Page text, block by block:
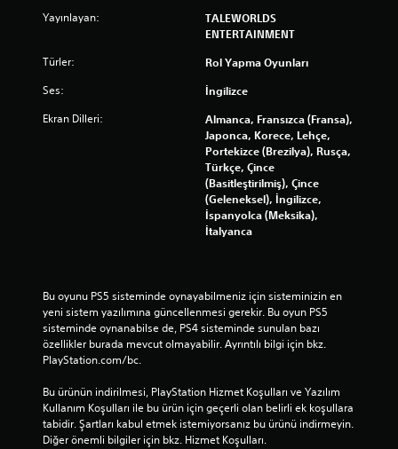
Yayınlayan:
TALEWORLDS
ENTERTAINMENT
Türler: Rol Yapma Oyunları
Ses: İngilizce
Ekran Dilleri:
Almanca, Fransızca (Fransa),
Japonca, Korece, Lehçe,
Portekizce (Brezilya), Rusça,
Türkçe, Çince
(Basitleştirilmiş), Çince
(Geleneksel), İngilizce,
İspanyolca (Meksika),
İtalyanca
Bu oyunu PS5 sisteminde oynayabilmeniz için sisteminizin en
yeni sistem yazılımına güncellenmesi gerekir. Bu oyun PS5
sisteminde oynanabilse de, PS4 sisteminde sunulan bazı
özellikler burada mevcut olmayabilir. Ayrıntılı bilgi için bkz.
PlayStation.com/bc.
Bu ürünün indirilmesi, PlayStation Hizmet Koşulları ve Yazılım
Kullanım Koşulları ile bu ürün için geçerli olan belirli ek koşullara
tabidir. Şartları kabul etmek istemiyorsanız bu ürünü indirmeyin.
Diğer önemli bilgiler için bkz. Hizmet Koşulları.